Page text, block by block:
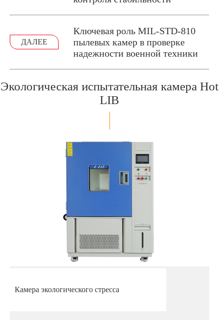
ДАЛЕЕ
Ключевая роль MIL-STD-810
пылевых камер в проверке
надежности военной техники
Экологическая испытательная камера Hot
LIB
Камера экологического стресса